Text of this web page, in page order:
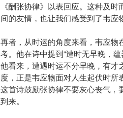
《酬张协律》以表回应。这种及
间的友情，也让我们感受到了韦应
再者，从时运的角度来看，韦应
考。他在诗中提到“遭时无早晚，
他看来，遭遇时运不分早晚，有
度，正是韦应物面对人生起伏时
这首诗鼓励张协律不要灰心丧气
到来。